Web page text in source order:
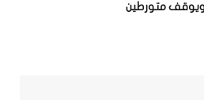
ويوقف متورطين